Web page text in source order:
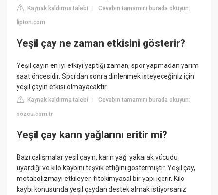
Kaynak kaldırma talebi |Cevabın tamamını burada okuyun:
lipton.com
Yeşil çay ne zaman etkisini gösterir?
Yeşil çayın en iyi etkiyi yaptığı zaman, spor yapmadan yarım
saat öncesidir. Spordan sonra dinlenmek isteyeceğiniz için
yeşil çayın etkisi olmayacaktır.
Kaynak kaldırma talebi |Cevabın tamamını burada okuyun:
sozcu.com.tr
Yeşil çay karın yağlarını eritir mi?
Bazı çalışmalar yeşil çayın, karın yağı yakarak vücudu
uyardığı ve kilo kaybını teşvik ettiğini göstermiştir. Yeşil çay,
metabolizmayı etkileyen fitokimyasal bir yapı içerir. Kilo
kaybı konusunda yeşil çaydan destek almak istiyorsanız